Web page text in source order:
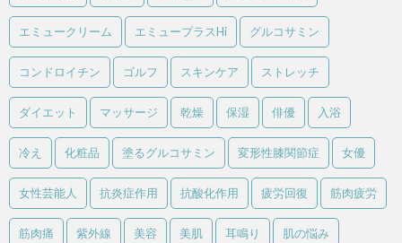
エミュークリーム エミュープラスHi グルコサミン
コンドロイチン ゴルフ スキンケア ストレッチ
ダイエット マッサージ 乾燥 保湿 俳優 入浴
冷え 化粧品 塗るグルコサミン 変形性膝関節症 女優
女性芸能人 抗炎症作用 抗酸化作用 疲労回復 筋肉疲労
筋肉痛 紫外線 美容 美肌 耳鳴り 肌の悩み